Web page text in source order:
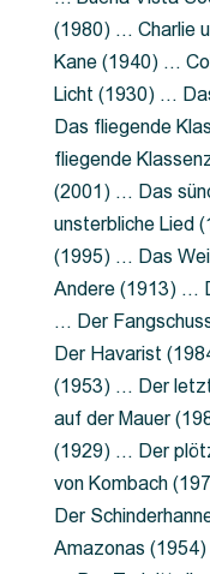
(1980) … Charlie
Kane (1940) …
Licht (1930) …
Das fliegende
fliegende
(2001) … Das
unsterbliche Lied
(1995) … Das
Andere (1913) …
… Der
Der Havarist
(1953) … Der
auf der Mauer
(1929) … Der
von Kombach
Der
Amazonas